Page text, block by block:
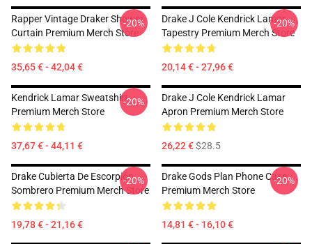
Rapper Vintage Draker Shower
Curtain Premium Merch Store
35,65 € - 42,04 €
-20%
Drake J Cole Kendrick Lamar
Tapestry Premium Merch Store
20,14 € - 27,96 €
-20%
Kendrick Lamar Sweatshirt
Premium Merch Store
37,67 € - 44,11 €
-20%
Drake J Cole Kendrick Lamar
Apron Premium Merch Store
26,22 €$28.5
Drake Cubierta De Escorpión
Sombrero Premium Merch Store
19,78 € - 21,16 €
-20%
Drake Gods Plan Phone Case
Premium Merch Store
14,81 € - 16,10 €
-20%